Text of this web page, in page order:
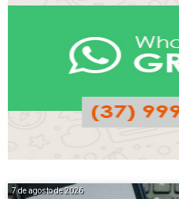
7 de agosto de 2026